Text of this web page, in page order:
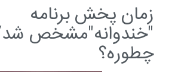
زمان پخش برنامه
"خندوانه"مشخص
چطوره؟